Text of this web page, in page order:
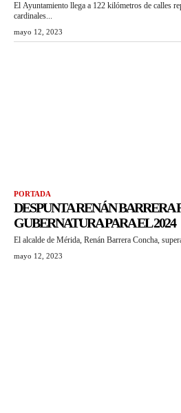
El Ayuntamiento llega a 122 kilómetros de calles
cardinales...
mayo 12, 2023
PORTADA
DESPUNTA RENÁN BARRERA
GUBERNATURA PARA EL 2024
El alcalde de Mérida, Renán Barrera Concha,
mayo 12, 2023